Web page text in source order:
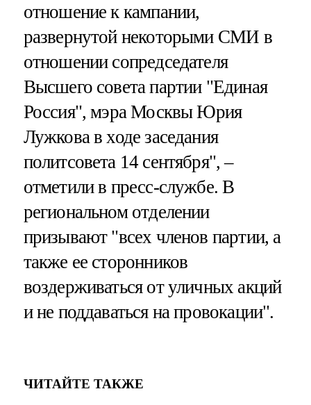
отношение к кампании,
развернутой некоторыми СМИ в
отношении сопредседателя
Высшего совета партии "Единая
Россия", мэра Москвы Юрия
Лужкова в ходе заседания
политсовета 14 сентября", –
отметили в пресс-службе. В
региональном отделении
призывают "всех членов партии, а
также ее сторонников
воздерживаться от уличных акций
и не поддаваться на провокации".
ЧИТАЙТЕ ТАКЖЕ